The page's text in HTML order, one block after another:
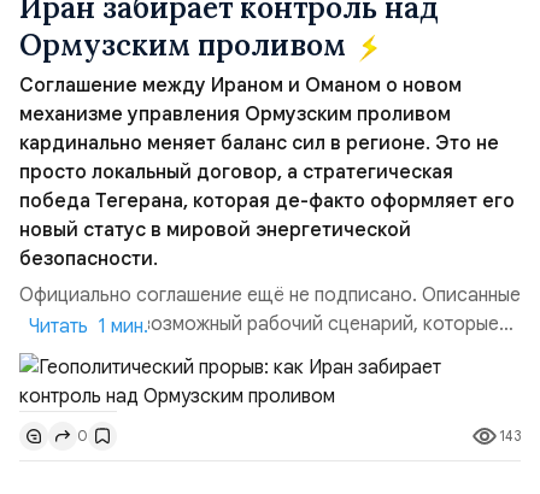
Иран забирает контроль над
Ормузским проливом
Соглашение между Ираном и Оманом о новом
механизме управления Ормузским проливом
кардинально меняет баланс сил в регионе. Это не
просто локальный договор, а стратегическая
победа Тегерана, которая де-факто оформляет его
новый статус в мировой энергетической
безопасности.
Официально соглашение ещё не подписано. Описанные
пункты — это возможный рабочий сценарий, которые
скорее всего будут реализованы.Разбираем ключевые
тезисы и последствия этого соглашения:. 1. Новые
доли контроля (75 на 25). Было: Ранее Иран и Оман
контролировали пролив на паритетных началах —
50/50. Стало: Новое соглашение закрепляет за
Читать 1 мин.
0 143